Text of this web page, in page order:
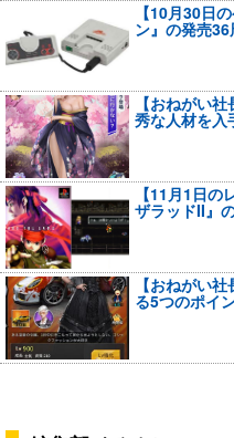
【10月30日
ン』の発売36
【おねがい
秀な人材を入
【11月1日の
ザラッドII』
【おねがい
る5つのポイ